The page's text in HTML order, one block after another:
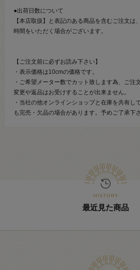
●出荷日数について
【本店取扱】と表記のある商品を含むご注文は
時間をいただく場合がございます。
【ご注文前に必ずお読み下さい】
・表示価格は10cmの価格です。
・ご希望メーター数でカット致します為、ご注
変更や返品はお受けすることが出来ません。
・当社の他オンラインショップと在庫を共有し
も完売・欠品の場合があります。予めご了承下さ
最近見た商品